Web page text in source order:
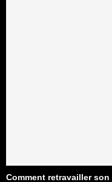
Comment retravailler